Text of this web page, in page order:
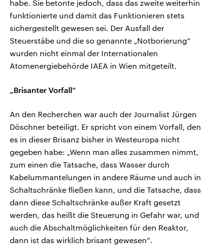
habe. Sie betonte jedoch, dass das zweite weiterhin
funktionierte und damit das Funktionieren stets
sichergestellt gewesen sei. Der Ausfall der
Steuerstäbe und die so genannte „Notborierung“
wurden nicht einmal der Internationalen
Atomenergiebehörde IAEA in Wien mitgeteilt.
„Brisanter Vorfall“
An den Recherchen war auch der Journalist Jürgen
Döschner beteiligt. Er spricht von einem Vorfall, den
es in dieser Brisanz bisher in Westeuropa nicht
gegeben habe: „Wenn man alles zusammen nimmt,
zum einen die Tatsache, dass Wasser durch
Kabelummantelungen in andere Räume und auch in
Schaltschränke fließen kann, und die Tatsache, dass
dann diese Schaltschränke außer Kraft gesetzt
werden, das heißt die Steuerung in Gefahr war, und
auch die Abschaltmöglichkeiten für den Reaktor,
dann ist das wirklich brisant gewesen“.